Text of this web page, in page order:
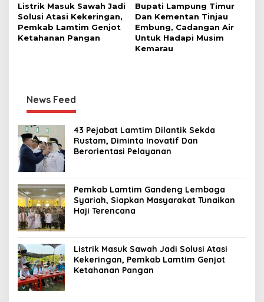
Listrik Masuk Sawah Jadi
Solusi Atasi Kekeringan,
Pemkab Lamtim Genjot
Ketahanan Pangan
Bupati Lampung Timur
Dan Kementan Tinjau
Embung, Cadangan Air
Untuk Hadapi Musim
Kemarau
News Feed
43 Pejabat Lamtim Dilantik Sekda
Rustam, Diminta Inovatif Dan
Berorientasi Pelayanan
Pemkab Lamtim Gandeng Lembaga
Syariah, Siapkan Masyarakat Tunaikan
Haji Terencana
Listrik Masuk Sawah Jadi Solusi Atasi
Kekeringan, Pemkab Lamtim Genjot
Ketahanan Pangan